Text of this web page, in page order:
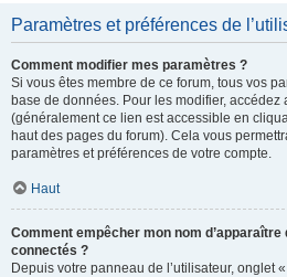
Paramètres et préférences de
Comment modifier mes paramètres ?
Si vous êtes membre de ce forum, tous vos
base de données. Pour les modifier, accédez
(généralement ce lien est accessible en
haut des pages du forum). Cela vous
paramètres et préférences de votre compte.
Haut
Comment empêcher mon nom
connectés ?
Depuis votre panneau de l’utilisateur, onglet